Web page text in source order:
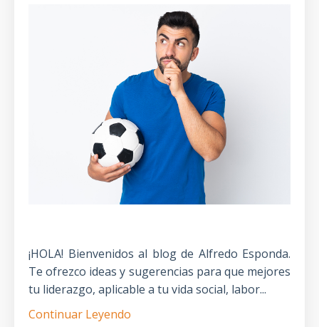
¡HOLA! Bienvenidos al blog de Alfredo Esponda.
Te ofrezco ideas y sugerencias para que mejores
tu liderazgo, aplicable a tu vida social, labor...
Continuar Leyendo